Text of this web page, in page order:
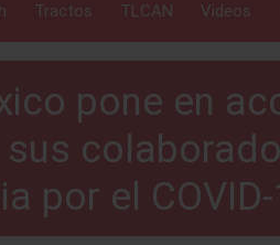
Tractos TLCAN Videos
pone en
por el